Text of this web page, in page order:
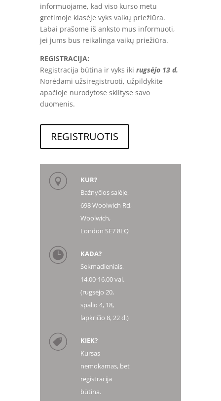
informuojame, kad viso kurso metu
gretimoje klasėje vyks vaikų priežiūra.
Labai prašome iš anksto mus informuoti,
jei jums bus reikalinga vaikų priežiūra.
REGISTRACIJA:
Registracija būtina ir vyks iki rugsėjo 13 d.
Norėdami užsiregistruoti, užpildykite
apačioje nurodytose skiltyse savo
duomenis.
REGISTRUOTIS
KUR?
Bažnyčios salėje,
698 Woolwich Rd,
Woolwich,
London SE7 8LQ
KADA?
Sekmadieniais,
14.00-16.00 val.
(rugsėjo 20,
spalio 4, 18,
lapkričio 8, 22 d.)
KIEK?
Kursas
nemokamas, bet
registracija
būtina.